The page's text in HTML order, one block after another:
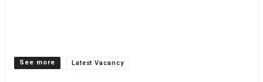
Categories Latest Vacancy